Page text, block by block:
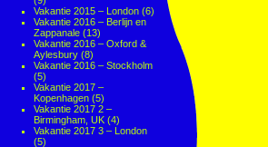
Vakantie 2015 – London (6)
Vakantie 2016 – Berlijn en
Zappanale (13)
Vakantie 2016 – Oxford &
Aylesbury (8)
Vakantie 2016 – Stockholm
(5)
Vakantie 2017 –
Kopenhagen (5)
Vakantie 2017 2 –
Birmingham, UK (4)
Vakantie 2017 3 – London
(5)